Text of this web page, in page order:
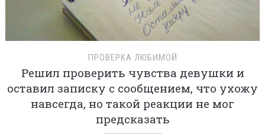
ПРОВЕРКА ЛЮБИМОЙ
Решил проверить чувства девушки и
оставил записку с сообщением, что ухожу
навсегда, но такой реакции не мог
предсказать